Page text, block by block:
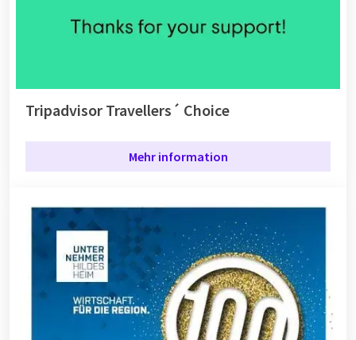
Tripadvisor Travellers´ Choice
Mehr information